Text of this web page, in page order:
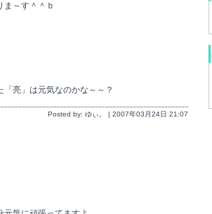
ま～す＾＾ｂ
亮」は元気なのかな～～？
Posted by: ゆぃ。 | 2007年03月24日 21:07